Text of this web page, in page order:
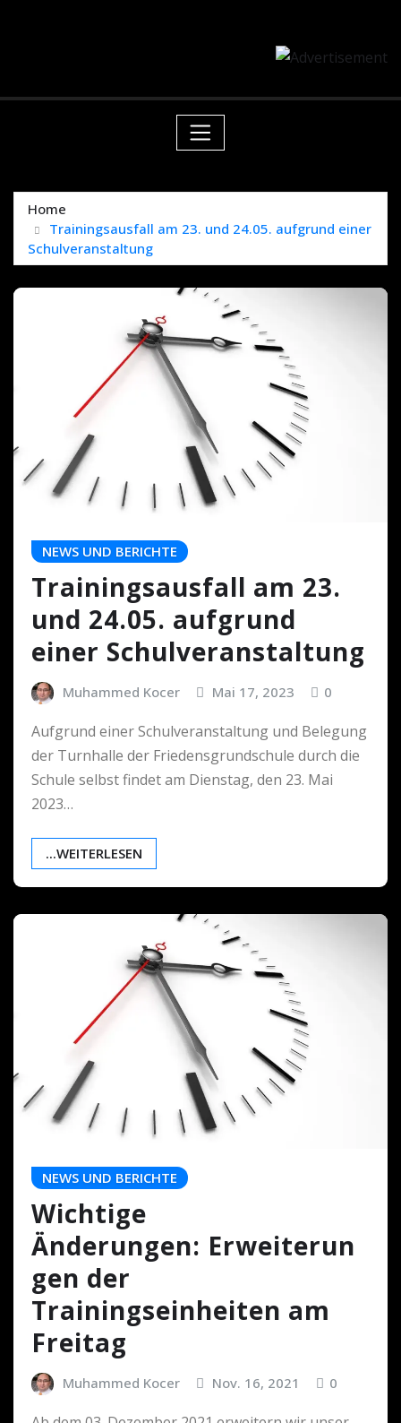
Home
Trainingsausfall am 23. und 24.05. aufgrund einer
Schulveranstaltung
NEWS UND BERICHTE
Trainingsausfall am 23.
und 24.05. aufgrund
einer Schulveranstaltung
Muhammed Kocer Mai 17, 2023 0
Aufgrund einer Schulveranstaltung und Belegung
der Turnhalle der Friedensgrundschule durch die
Schule selbst findet am Dienstag, den 23. Mai
2023…
...WEITERLESEN
NEWS UND BERICHTE
Wichtige
Änderungen: Erweiterun
gen der
Trainingseinheiten am
Freitag
Muhammed Kocer Nov. 16, 2021 0